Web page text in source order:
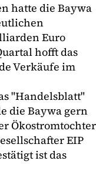
hatte die Baywa
Euro
hofft das
Verkäufe im
"Handelsblatt"
die Baywa gern
Ökostromtochter
EIP
ist das